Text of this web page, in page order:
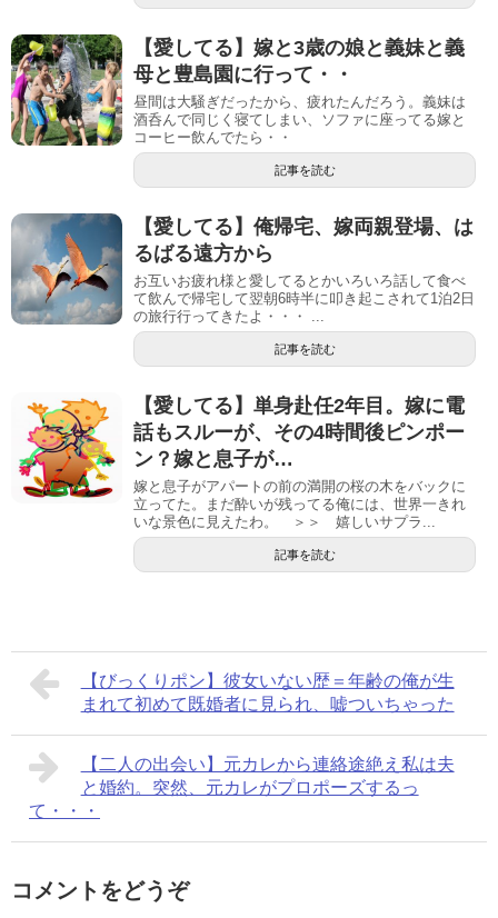
【愛してる】嫁と3歳の娘と義妹と義
母と豊島園に行って・・
昼間は大騒ぎだったから、疲れたんだろう。義妹は
酒呑んで同じく寝てしまい、ソファに座ってる嫁と
コーヒー飲んでたら・・
記事を読む
【愛してる】俺帰宅、嫁両親登場、は
るばる遠方から
お互いお疲れ様と愛してるとかいろいろ話して食べ
て飲んで帰宅して翌朝6時半に叩き起こされて1泊2日
の旅行行ってきたよ・・・ ...
記事を読む
【愛してる】単身赴任2年目。嫁に電
話もスルーが、その4時間後ピンポー
ン？嫁と息子が…
嫁と息子がアパートの前の満開の桜の木をバックに
立ってた。まだ酔いが残ってる俺には、世界一きれ
いな景色に見えたわ。 ＞＞ 嬉しいサプラ...
記事を読む
【びっくりポン】彼女いない歴＝年齢の俺が生
まれて初めて既婚者に見られ、嘘ついちゃった
【二人の出会い】元カレから連絡途絶え私は夫
と婚約。突然、元カレがプロポーズするっ
て・・・
コメントをどうぞ